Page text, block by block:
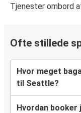
Tjenester ombord
Ofte stillede
Hvor meget
til Seattle?
Hvordan